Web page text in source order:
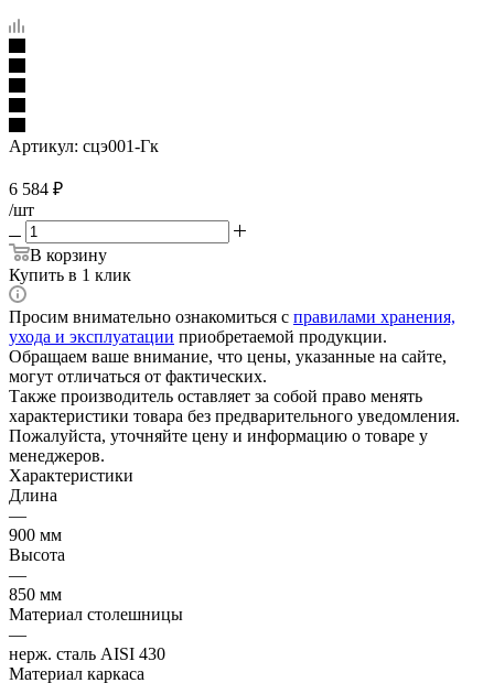
Артикул: сцэ001-Гк
6 584 ₽
/шт
В корзину
Купить в 1 клик
Просим внимательно ознакомиться с правилами хранения,
ухода и эксплуатации приобретаемой продукции.
Обращаем ваше внимание, что цены, указанные на сайте,
могут отличаться от фактических.
Также производитель оставляет за собой право менять
характеристики товара без предварительного уведомления.
Пожалуйста, уточняйте цену и информацию о товаре у
менеджеров.
Характеристики
Длина
—
900 мм
Высота
—
850 мм
Материал столешницы
—
нерж. сталь AISI 430
Материал каркаса